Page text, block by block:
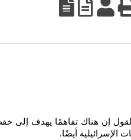
إن هناك تفاهمًا يهدف إلى
أيضًا.